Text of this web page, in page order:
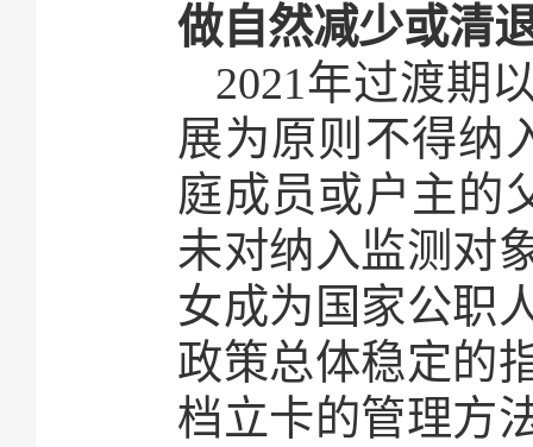
做自然减少或清
2021年过渡期
展为原则不得纳
庭成员或户主的
未对纳入监测对
女成为国家公职
政策总体稳定的
档立卡的管理方